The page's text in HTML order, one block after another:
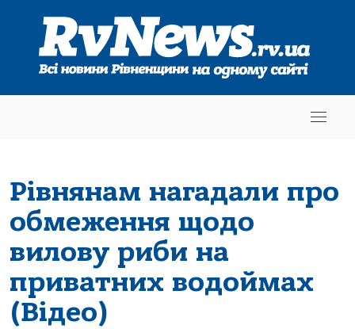
Рівнянам нагадали про
обмеження щодо
вилову риби на
приватних водоймах
(Відео)